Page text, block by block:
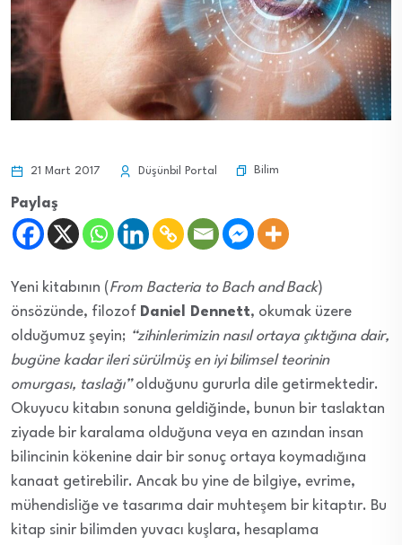
21 Mart 2017 Düşünbil Portal Bilim
Paylaş
Yeni kitabının (From Bacteria to Bach and Back)
önsözünde, filozof Daniel Dennett, okumak üzere
olduğumuz şeyin; “zihinlerimizin nasıl ortaya çıktığına dair,
bugüne kadar ileri sürülmüş en iyi bilimsel teorinin
omurgası, taslağı”olduğunu gururla dile getirmektedir.
Okuyucu kitabın sonuna geldiğinde, bunun bir taslaktan
ziyade bir karalama olduğuna veya en azından insan
bilincinin kökenine dair bir sonuç ortaya koymadığına
kanaat getirebilir. Ancak bu yine de bilgiye, evrime,
mühendisliğe ve tasarıma dair muhteşem bir kitaptır. Bu
kitap sinir bilimden yuvacı kuşlara, hesaplama